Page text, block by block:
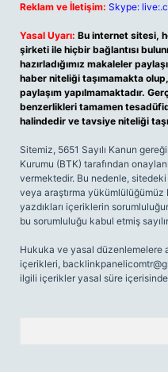
Reklam ve İletişim: Skype:
Yasal Uyarı: Bu internet sitesi,
şirketi ile hiçbir bağlantısı
hazırladığımız makaleler
haber niteliği taşımamakta
paylaşım yapılmamaktadır.
benzerlikleri tamamen
halindedir ve tavsiye niteliği
Sitemiz, 5651 Sayılı Kanun
Kurumu (BTK) tarafından
vermektedir. Bu nedenle,
veya araştırma
yazdıkları içeriklerin
bu sorumluluğu kabul etmiş
Hukuka ve yasal düzenlemelere
içerikleri,
ilgili içerikler yasal süre içerisinde